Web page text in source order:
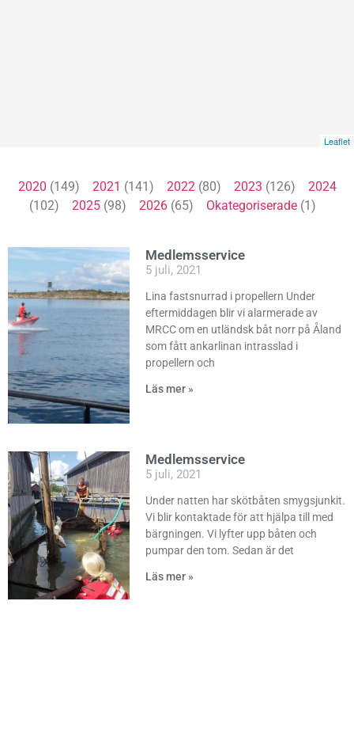
Leaflet
2020 (149) 2021 (141) 2022(80) 2023 (126) 2024
(102) 2025(98) 2026(65) Okategoriserade(1)
Medlemsservice
5 juli, 2021
Lina fastsnurrad i propellern Under
eftermiddagen blir vi alarmerade av
MRCC om en utländsk båt norr på Åland
som fått ankarlinan intrasslad i
propellern och
Läs mer »
Medlemsservice
5 juli, 2021
Under natten har skötbåten smygsjunkit.
Vi blir kontaktade för att hjälpa till med
bärgningen. Vi lyfter upp båten och
pumpar den tom. Sedan är det
Läs mer »